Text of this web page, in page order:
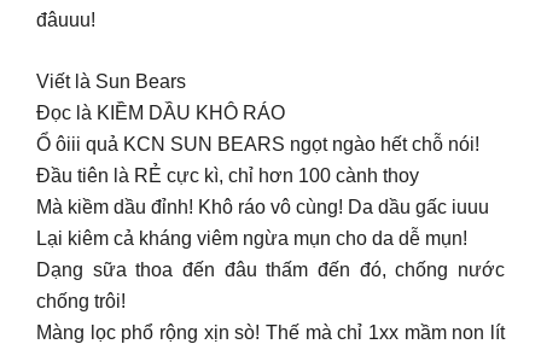
đâuuu!
Viết là Sun Bears
Đọc là KIỀM DẦU KHÔ RÁO
Ổ ôiii quả KCN SUN BEARS ngọt ngào hết chỗ nói!
Đầu tiên là RẺ cực kì, chỉ hơn 100 cành thoy
Mà kiềm dầu đỉnh! Khô ráo vô cùng! Da dầu gấc iuuu
Lại kiêm cả kháng viêm ngừa mụn cho da dễ mụn!
Dạng sữa thoa đến đâu thấm đến đó, chống nước
chống trôi!
Màng lọc phổ rộng xịn sò! Thế mà chỉ 1xx mầm non lít